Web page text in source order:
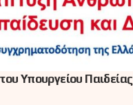
Υπουργείου Παιδείας